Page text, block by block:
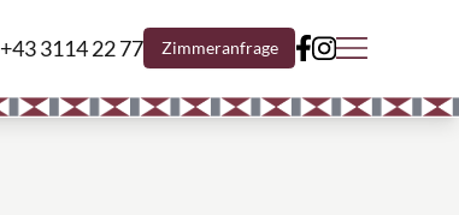
+43 3114 22 77 Zimmeranfrage